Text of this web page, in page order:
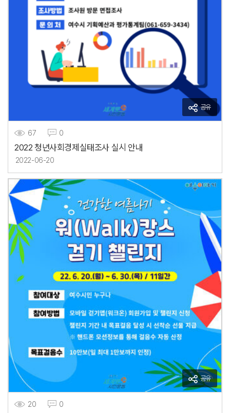
공유
67 0
2022 청년사회경제실태조사 실시 안내
2022-06-20
공유
20 0